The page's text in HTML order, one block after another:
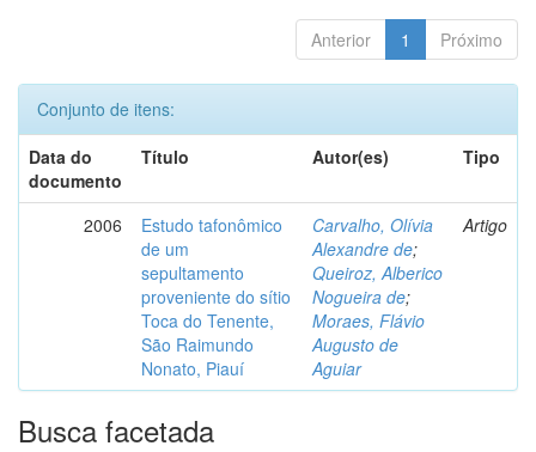
Anterior 1 Próximo
Conjunto de itens:
Data do
documento
Título Autor(es) Tipo
2006
Estudo tafonômico
de um
sepultamento
proveniente do sítio
Toca do Tenente,
São Raimundo
Nonato, Piauí
Carvalho, Olívia
Alexandre de;
Queiroz, Alberico
Nogueira de;
Moraes, Flávio
Augusto de
Aguiar
Artigo
Busca facetada